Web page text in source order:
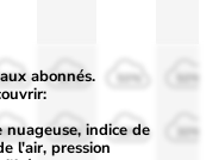
50% 50%
30%
50%
30%
abonnés.
indice de
l'air, pression